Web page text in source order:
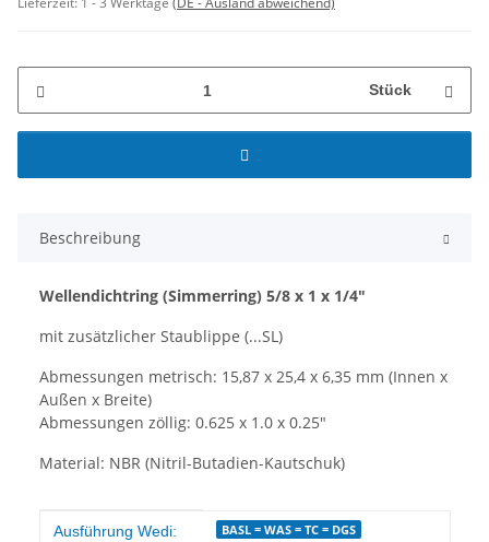
Stück
Beschreibung
Wellendichtring (Simmerring) 5/8 x 1 x 1/4"
mit zusätzlicher Staublippe (...SL)
Abmessungen metrisch: 15,87 x 25,4 x 6,35 mm (Innen x
Außen x Breite)
Abmessungen zöllig: 0.625 x 1.0 x 0.25"
Material: NBR (Nitril-Butadien-Kautschuk)
Produkteigenschaft
Wert
Ausführung Wedi: BASL = WAS = TC = DGS